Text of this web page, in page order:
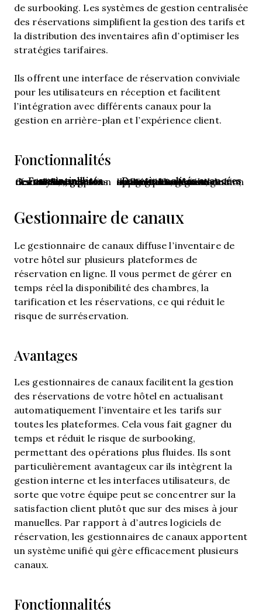
de surbooking. Les systèmes de gestion centralisée
des réservations simplifient la gestion des tarifs et
la distribution des inventaires afin d’optimiser les
stratégies tarifaires.
Ils offrent une interface de réservation conviviale
pour les utilisateurs en réception et facilitent
l’intégration avec différents canaux pour la
gestion en arrière-plan et l’expérience client.
Fonctionnalités
Fonctionnalités essentielles Fonctionnalités avancées
Gestion des réservations, gestion des tarifs, contrôle des stocks, rapports et analyses, gestion des canaux, gestion des utilisateurs Intégration avec des applications tierces, gestion automatisée du rendement, stratégies tarifaires dynamiques, gestion de la relation client, gestion multi-établissements
Gestionnaire de canaux
Le gestionnaire de canaux diffuse l’inventaire de
votre hôtel sur plusieurs plateformes de
réservation en ligne. Il vous permet de gérer en
temps réel la disponibilité des chambres, la
tarification et les réservations, ce qui réduit le
risque de surréservation.
Avantages
Les gestionnaires de canaux facilitent la gestion
des réservations de votre hôtel en actualisant
automatiquement l’inventaire et les tarifs sur
toutes les plateformes. Cela vous fait gagner du
temps et réduit le risque de surbooking,
permettant des opérations plus fluides. Ils sont
particulièrement avantageux car ils intègrent la
gestion interne et les interfaces utilisateurs, de
sorte que votre équipe peut se concentrer sur la
satisfaction client plutôt que sur des mises à jour
manuelles. Par rapport à d’autres logiciels de
réservation, les gestionnaires de canaux apportent
un système unifié qui gère efficacement plusieurs
canaux.
Fonctionnalités